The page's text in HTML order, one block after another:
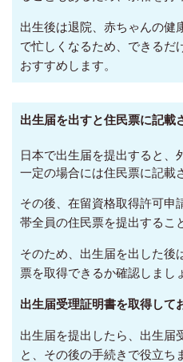
出生後は退院、赤ちゃんの健
で忙しくなるため、できるだ
おすすめします。
出生届を出すと住民票に記載
日本で出生届を提出すると、
一定の場合には住民票に記載
その後、在留資格取得許可申
帯全員の住民票を提出するこ
そのため、出生届を出した後
票を取得できるか確認しまし
出生届受理証明書を取得して
出生届を提出したら、出生届
と、その後の手続きで役立ち